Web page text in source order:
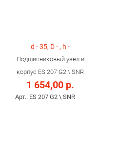
d - 35, D - , h -
Подшипниковый узел и
корпус ES 207 G2 \ SNR
1 654,00 р.
Арт.: ES 207 G2 \ SNR